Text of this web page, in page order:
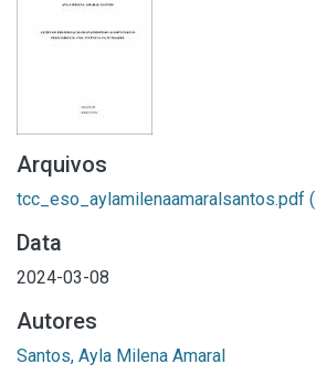
Arquivos
tcc_eso_aylamilenaamaralsantos.pdf
Data
2024-03-08
Autores
Santos, Ayla Milena Amaral